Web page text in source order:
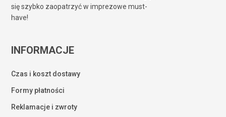
się szybko zaopatrzyć w imprezowe must-
have!
INFORMACJE
Czas i koszt dostawy
Formy płatności
Reklamacje i zwroty